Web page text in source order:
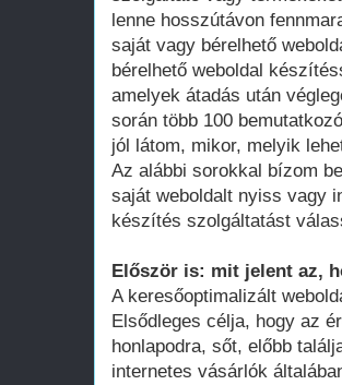
lenne hosszútávon
saját vagy bérelhető
bérelhető weboldal
amelyek átadás után
során több 100
jól látom, mikor, melyik
Az alábbi sorokkal bízom
saját weboldalt nyiss vagy
készítés szolgáltatást
Először is: mit jelent az,
A keresőoptimalizált
Elsődleges célja, hogy az
honlapodra, sőt, előbb
internetes vásárlók